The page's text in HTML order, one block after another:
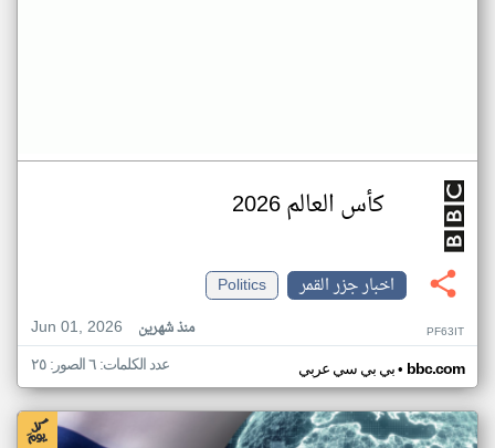
كأس العالم 2026
اخبار جزر القمر
Politics
Jun 01, 2026
منذ شهرين PF63IT
بي بي سي عربي• bbc.com عدد الكلمات: ٦ الصور: ٢٥